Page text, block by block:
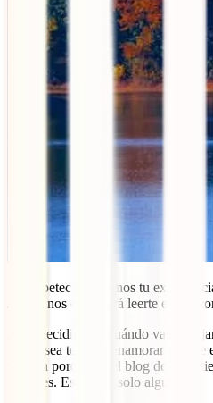
Si te apetece contarnos tu
Japón, nos encantará leerte en los
¿Has decidido ya cuándo vas a
la que sea te vas a enamorar de
todavía porque en el blog de IATI
raudales. Estos son solo algunos: